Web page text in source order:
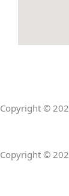
Copyright ©
Copyright ©